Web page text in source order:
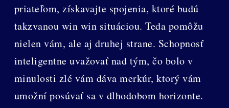
priateľom, získavajte spojenia, ktoré budú
takzvanou win win situáciou. Teda pomôžu
nielen vám, ale aj druhej strane. Schopnosť
inteligentne uvažovať nad tým, čo bolo v
minulosti zlé vám dáva merkúr, ktorý vám
umožní posúvať sa v dlhodobom horizonte.